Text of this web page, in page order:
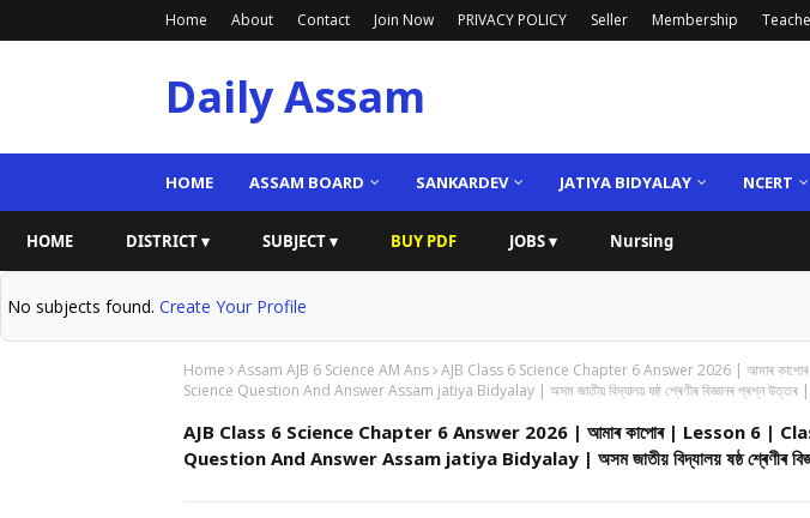
Home About Contact Join Now PRIVACY POLICY Seller Membership
Daily Assam
HOME ASSAM BOARD SANKARDEV JATIYA BIDYALAY NCERT
HOME DISTRICT ▾ SUBJECT ▾ BUY PDF JOBS ▾ Nursing
No subjects found. Create Your Profile
Home Assam AJB 6 Science AM Ans AJB Class 6 Science Chapter 6 Answer 2026 | আমাৰ
Science Question And Answer Assam jatiya Bidyalay | অসম জাতীয় বিদ্যালয় ষষ্ঠ শ্ৰেণীৰ বিজ্ঞানৰ প্ৰশ্ন উত্তৰ |
AJB Class 6 Science Chapter 6 Answer 2026 | আমাৰ কাপোৰ | Lesson 6 |
Question And Answer Assam jatiya Bidyalay | অসম জাতীয় বিদ্যালয় ষষ্ঠ শ্ৰেণীৰ